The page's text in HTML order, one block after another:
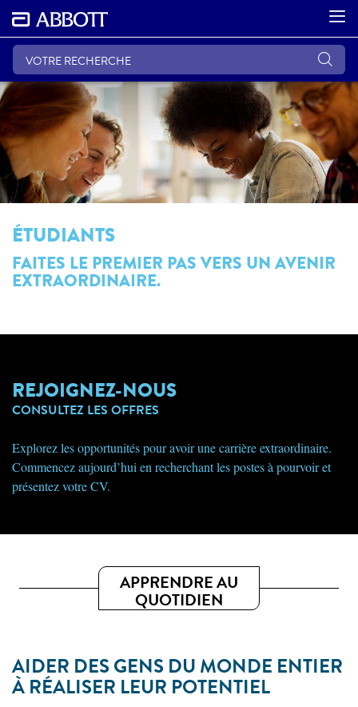
ÉTUDIANTS
FAITES LE PREMIER PAS VERS UN AVENIR
EXTRAORDINAIRE.
REJOIGNEZ-NOUS
CONSULTEZ LES OFFRES
Explorez les opportunités pour avoir une carrière extraordinaire.
Commencez aujourd’hui en recherchant les postes à pourvoir et
présentez votre CV.
APPRENDRE AU
QUOTIDIEN
AIDER DES GENS DU MONDE ENTIER
À RÉALISER LEUR POTENTIEL